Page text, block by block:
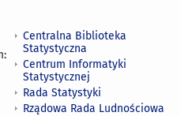
Centralna Biblioteka
Statystyczna
Centrum Informatyki
Statystycznej
Rada Statystyki
Rządowa Rada Ludnościowa